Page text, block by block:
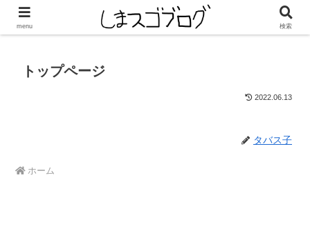
タップしてしまうまプリントの「今月のクーポン」をチェック！
トップページ
2022.06.13
タバス子
ホーム
menu 検索